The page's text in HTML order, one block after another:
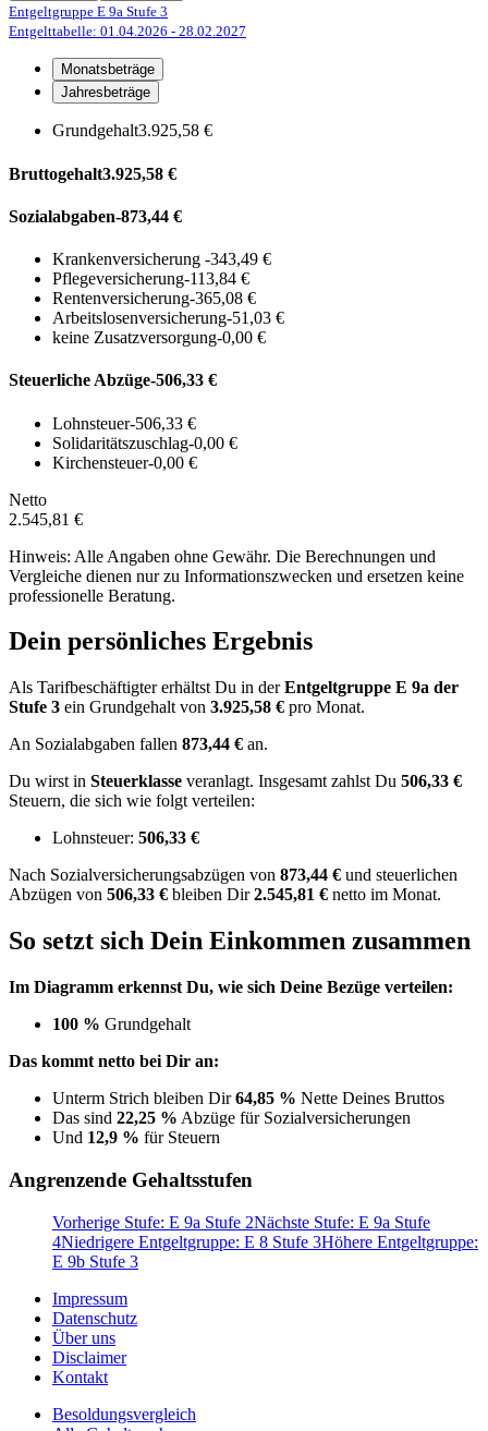
Entgeltgruppe E 9a Stufe 3
Entgelttabelle: 01.04.2026 - 28.02.2027
Monatsbeträge
Jahresbeträge
Grundgehalt3.925,58 €
Bruttogehalt3.925,58 €
Sozialabgaben-873,44 €
Krankenversicherung -343,49 €
Pflegeversicherung-113,84 €
Rentenversicherung-365,08 €
Arbeitslosenversicherung-51,03 €
keine Zusatzversorgung-0,00 €
Steuerliche Abzüge-506,33 €
Lohnsteuer-506,33 €
Solidaritätszuschlag-0,00 €
Kirchensteuer-0,00 €
Netto
2.545,81 €
Hinweis: Alle Angaben ohne Gewähr. Die Berechnungen und
Vergleiche dienen nur zu Informationszwecken und ersetzen keine
professionelle Beratung.
Dein persönliches Ergebnis
Als Tarifbeschäftigter erhältst Du in derEntgeltgruppe E 9a der
Stufe 3 ein Grundgehalt von 3.925,58 € pro Monat.
An Sozialabgaben fallen 873,44 € an.
Du wirst in Steuerklasse veranlagt. Insgesamt zahlst Du 506,33 €
Steuern, die sich wie folgt verteilen:
Lohnsteuer: 506,33 €
Nach Sozialversicherungsabzügen von 873,44 € und steuerlichen
Abzügen von 506,33 € bleiben Dir2.545,81 € netto im Monat.
So setzt sich Dein Einkommen zusammen
Im Diagramm erkennst Du, wie sich Deine Bezüge verteilen:
100 % Grundgehalt
Das kommt netto bei Dir an:
Unterm Strich bleiben Dir64,85 % Nette Deines Bruttos
Das sind 22,25 % Abzüge für Sozialversicherungen
Und 12,9 % für Steuern
Angrenzende Gehaltsstufen
Vorherige Stufe: E 9a Stufe 2Nächste Stufe: E 9a Stufe
4Niedrigere Entgeltgruppe: E 8 Stufe 3Höhere Entgeltgruppe:
E 9b Stufe 3
Impressum
Datenschutz
Über uns
Disclaimer
Kontakt
Besoldungsvergleich